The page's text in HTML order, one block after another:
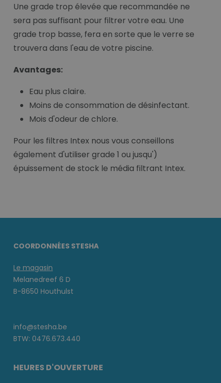
Une grade trop élevée que recommandée ne
sera pas suffisant pour filtrer votre eau. Une
grade trop basse, fera en sorte que le verre se
trouvera dans l'eau de votre piscine.
Avantages:
Eau plus claire.
Moins de consommation de désinfectant.
Mois d'odeur de chlore.
Pour les filtres Intex nous vous conseillons
également d'utiliser grade 1 ou jusqu')
épuissement de stock le média filtrant Intex.
COORDONNÉES STESHA
Le magasin
Melanedreef 6 D
B-8650 Houthulst
info@stesha.be
BTW: 0476.673.440
HEURES D'OUVERTURE